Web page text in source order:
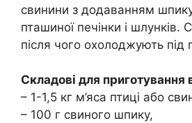
свинини з додаванням
пташиної печінки і шлунків.
після чого охолоджують під
Складові для приготування
– 1-1,5 кг м’яса птиці або
– 100 г свиного шпику,